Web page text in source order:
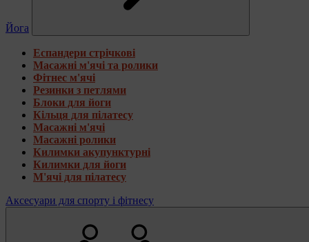
Йога
Еспандери стрічкові
Масажні м'ячі та ролики
Фітнес м'ячі
Резинки з петлями
Блоки для йоги
Кільця для пілатесу
Масажні м'ячі
Масажні ролики
Килимки акупунктурні
Килимки для йоги
М'ячі для пілатесу
Аксесуари для спорту і фітнесу